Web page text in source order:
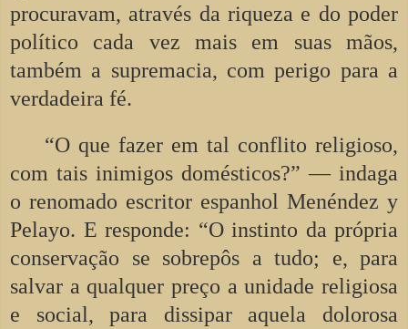
procuravam, através da riqueza e do poder
político cada vez mais em suas mãos,
também a supremacia, com perigo para a
verdadeira fé.
“O que fazer em tal conflito religioso,
com tais inimigos domésticos?” –– indaga
o renomado escritor espanhol Menéndez y
Pelayo. E responde: “O instinto da própria
conservação se sobrepôs a tudo; e, para
salvar a qualquer preço a unidade religiosa
e social, para dissipar aquela dolorosa